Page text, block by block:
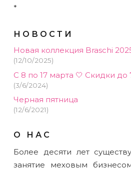
*
НОВОСТИ
Новая коллекция Braschi
(12/10/2025)
С 8 по 17 марта 🤍 Скидки до
(3/6/2024)
Черная пятница
(12/6/2021)
О НАС
Более десяти лет
занятие меховым